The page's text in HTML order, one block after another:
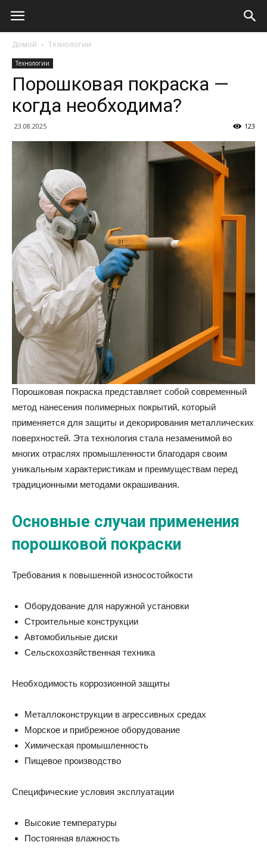
Домой Технологии
Технологии
Порошковая покраска —
когда необходима?
23.08.2025 123
Порошковая покраска представляет собой современный
метод нанесения полимерных покрытий, который
применяется для защиты и декорирования металлических
поверхностей. Эта технология стала незаменимой во
многих отраслях промышленности благодаря своим
уникальным характеристикам и преимуществам перед
традиционными методами окрашивания.
Основные случаи применения
порошковой покраски
Требования к повышенной износостойкости
Оборудование для наружной установки
Строительные конструкции
Автомобильные диски
Сельскохозяйственная техника
Необходимость коррозионной защиты
Металлоконструкции в агрессивных средах
Морское и прибрежное оборудование
Химическая промышленность
Пищевое производство
Специфические условия эксплуатации
Высокие температуры
Постоянная влажность